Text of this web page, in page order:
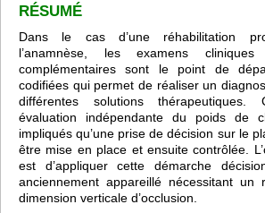
RÉSUMÉ
Dans le cas d’une réhabilitation
l’anamnèse, les examens
complémentaires sont le point de
codifiées qui permet de réaliser un
différentes solutions thérapeutiques.
évaluation indépendante du poids de
impliqués qu’une prise de décision sur le
être mise en place et ensuite contrôlée.
est d’appliquer cette démarche
anciennement appareillé nécessitant un
dimension verticale d’occlusion.